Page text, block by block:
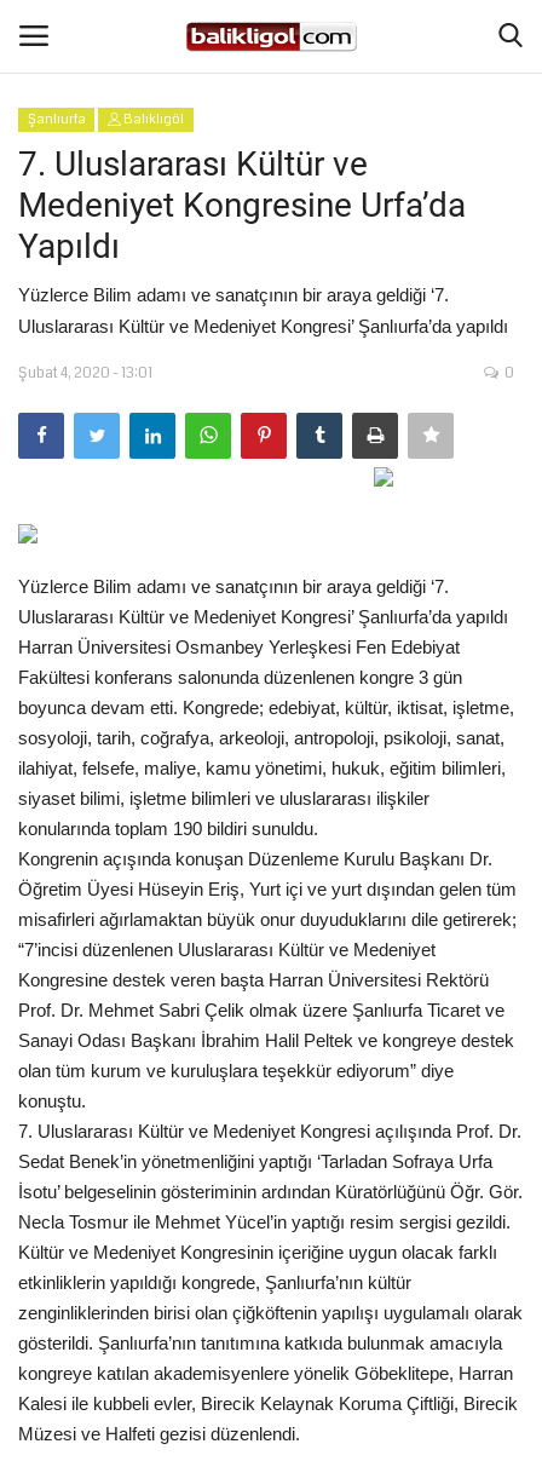
Giriş Yap
Anasayfa
Şanlıurfa
Magazin
Spor
Gündem
Tekno Bilim
Ekonomi
Galeriler
Siyaset
Künye
Yaşam
İletişim
Sağlık
Kültür Sanat
Şanlıurfa Balıklıgöl
7. Uluslararası Kültür ve
Medeniyet Kongresine Urfa’da
Yapıldı
Yüzlerce Bilim adamı ve sanatçının bir araya geldiği ‘7.
Uluslararası Kültür ve Medeniyet Kongresi’ Şanlıurfa’da yapıldı
Şubat 4, 2020 - 13:01 0
Yüzlerce Bilim adamı ve sanatçının bir araya geldiği ‘7.
Uluslararası Kültür ve Medeniyet Kongresi’ Şanlıurfa’da yapıldı
Harran Üniversitesi Osmanbey Yerleşkesi Fen Edebiyat
Fakültesi konferans salonunda düzenlenen kongre 3 gün
boyunca devam etti. Kongrede; edebiyat, kültür, iktisat, işletme,
sosyoloji, tarih, coğrafya, arkeoloji, antropoloji, psikoloji, sanat,
ilahiyat, felsefe, maliye, kamu yönetimi, hukuk, eğitim bilimleri,
siyaset bilimi, işletme bilimleri ve uluslararası ilişkiler
konularında toplam 190 bildiri sunuldu.
Kongrenin açışında konuşan Düzenleme Kurulu Başkanı Dr.
Öğretim Üyesi Hüseyin Eriş, Yurt içi ve yurt dışından gelen tüm
misafirleri ağırlamaktan büyük onur duyuduklarını dile getirerek;
“7’incisi düzenlenen Uluslararası Kültür ve Medeniyet
Kongresine destek veren başta Harran Üniversitesi Rektörü
Prof. Dr. Mehmet Sabri Çelik olmak üzere Şanlıurfa Ticaret ve
Sanayi Odası Başkanı İbrahim Halil Peltek ve kongreye destek
olan tüm kurum ve kuruluşlara teşekkür ediyorum” diye
konuştu.
7. Uluslararası Kültür ve Medeniyet Kongresi açılışında Prof. Dr.
Sedat Benek’in yönetmenliğini yaptığı ‘Tarladan Sofraya Urfa
İsotu’ belgeselinin gösteriminin ardından Küratörlüğünü Öğr. Gör.
Necla Tosmur ile Mehmet Yücel’in yaptığı resim sergisi gezildi.
Kültür ve Medeniyet Kongresinin içeriğine uygun olacak farklı
etkinliklerin yapıldığı kongrede, Şanlıurfa’nın kültür
zenginliklerinden birisi olan çiğköftenin yapılışı uygulamalı olarak
gösterildi. Şanlıurfa’nın tanıtımına katkıda bulunmak amacıyla
kongreye katılan akademisyenlere yönelik Göbeklitepe, Harran
Kalesi ile kubbeli evler, Birecik Kelaynak Koruma Çiftliği, Birecik
Müzesi ve Halfeti gezisi düzenlendi.